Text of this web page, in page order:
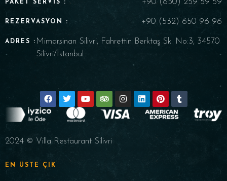
PAKET SERVIS : +90 (850) 259 59 59
REZERVASYON : +90 (532) 650 96 96
ADRES : Mimarsinan Silivri, Fahrettin Berktaş Sk. No:3, 34570
Silivri/İstanbul
2024 © Villa Restaurant Silivri
EN ÜSTE ÇIK